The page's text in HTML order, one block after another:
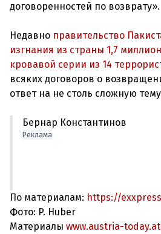
договоренностей по возврату».
Недавно правительство
изгнания из страны 1,7
кровавой серии из 14
всяких договоров о
Бернар Константинов
Реклама
По материалам: https://
Фото: P. Huber
Материалы www.austria-today.at